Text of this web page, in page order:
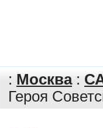
: Москва:
Героя